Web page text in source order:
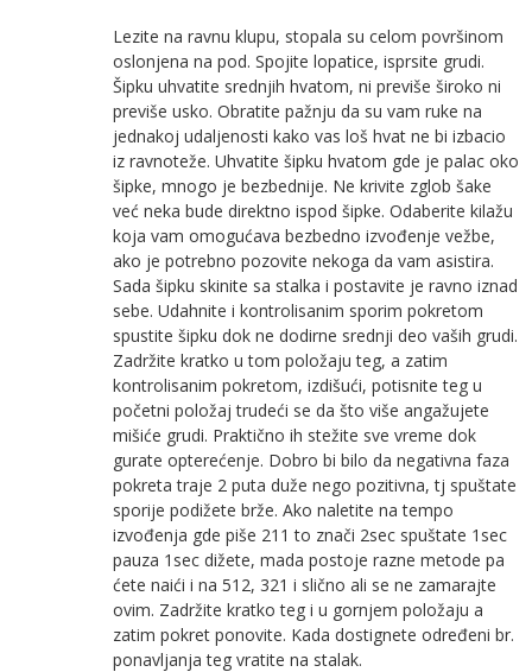
Lezite na ravnu klupu, stopala su celom površinom
oslonjena na pod. Spojite lopatice, isprsite grudi.
Šipku uhvatite srednjih hvatom, ni previše široko ni
previše usko. Obratite pažnju da su vam ruke na
jednakoj udaljenosti kako vas loš hvat ne bi izbacio
iz ravnoteže. Uhvatite šipku hvatom gde je palac oko
šipke, mnogo je bezbednije. Ne krivite zglob šake
već neka bude direktno ispod šipke. Odaberite kilažu
koja vam omogućava bezbedno izvođenje vežbe,
ako je potrebno pozovite nekoga da vam asistira.
Sada šipku skinite sa stalka i postavite je ravno iznad
sebe. Udahnite i kontrolisanim sporim pokretom
spustite šipku dok ne dodirne srednji deo vaših grudi.
Zadržite kratko u tom položaju teg, a zatim
kontrolisanim pokretom, izdišući, potisnite teg u
početni položaj trudeći se da što više angažujete
mišiće grudi. Praktično ih stežite sve vreme dok
gurate opterećenje. Dobro bi bilo da negativna faza
pokreta traje 2 puta duže nego pozitivna, tj spuštate
sporije podižete brže. Ako naletite na tempo
izvođenja gde piše 211 to znači 2sec spuštate 1sec
pauza 1sec dižete, mada postoje razne metode pa
ćete naići i na 512, 321 i slično ali se ne zamarajte
ovim. Zadržite kratko teg i u gornjem položaju a
zatim pokret ponovite. Kada dostignete određeni br.
ponavljanja teg vratite na stalak.